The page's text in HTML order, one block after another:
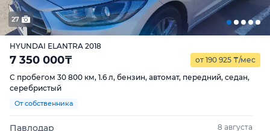
27
HYUNDAI ELANTRA 2018
7 350 000₸ от 190 925 ₸/мес
С пробегом 30 800 км, 1.6 л, бензин, автомат, передний, седан,
серебристый
От собственника
Павлодар 8 августа